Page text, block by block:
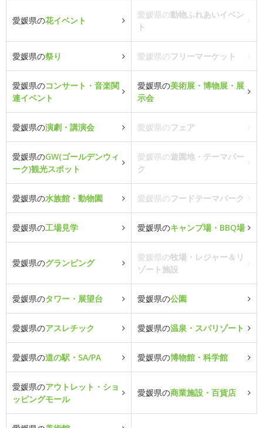
愛媛県の花イベント
愛媛県の動物ふれあいイベン
ト
愛媛県の祭り 愛媛県のフリーマーケット
愛媛県のコンサート・音楽関
連イベント
愛媛県の美術展・博物展・展
示会
愛媛県の演劇・講演会 愛媛県のフェア
愛媛県のGW(ゴールデンウィ
ーク)観光スポット
愛媛県の遊園地・テーマパー
ク
愛媛県の水族館・動物園 愛媛県のフードテーマパーク
愛媛県の工場見学 愛媛県のキャンプ場・BBQ場
愛媛県のグランピング
愛媛県の牧場・レジャー＆リ
ゾート施設
愛媛県のタワー・展望台 愛媛県の公園
愛媛県のアスレチック 愛媛県の温泉・スパリゾート
愛媛県の道の駅・SA/PA 愛媛県の博物館・科学館
愛媛県のアウトレット・ショ
ッピングモール
愛媛県の商業施設・百貨店